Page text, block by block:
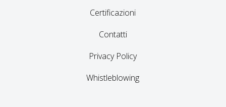
Certificazioni
Contatti
Privacy Policy
Whistleblowing